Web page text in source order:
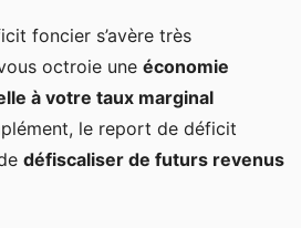
foncier s’avère très
octroie une économie
à votre taux marginal
le report de déficit
défiscaliser de futurs revenus